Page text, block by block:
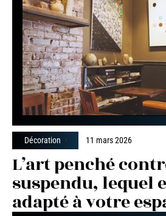
Décoration 11 mars 2026
L’art penché
suspendu, lequel
adapté à votre